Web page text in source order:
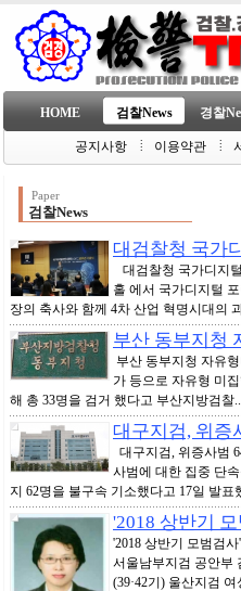
HOME 검찰News 경찰
공지사항 이용약관
Paper
검찰News
대검찰청 국가
대검찰청 국가디지
홀 에서 국가디지털
장의 축사와 함께 4차 산업 혁명시대의
부산 동부지청
부산 동부지청 자유
가 등으로 자유형 미
해 총 33명을 검거 했다고 부산지방검찰
대구지검, 위증
대구지검, 위증사범
사범에 대한 집중 단
지 62명을 불구속 기소했다고 17일 발표
'2018 상반기
'2018 상반기 모범검
서울남부지검 공안부
(39·42기) 울산지검